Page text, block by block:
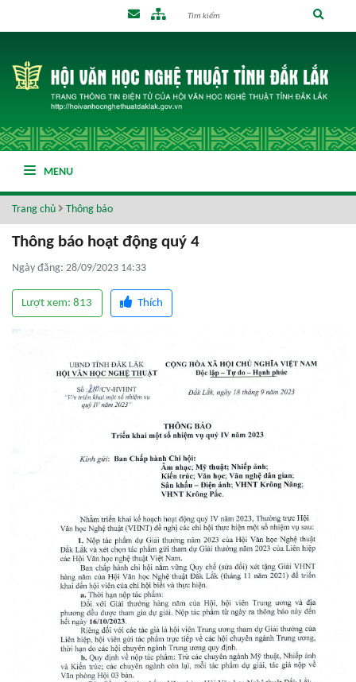
MENU
Trang chủ Thông báo
Thông báo hoạt động quý 4
Ngày đăng: 28/09/2023 14:33
Lượt xem: 813 Thích